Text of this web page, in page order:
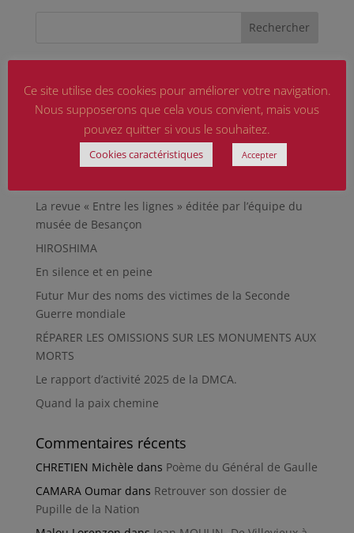
Marguerite MARTIN dite Daisy, femme résistante
Hommage aux sapeurs-pompiers d’hier et
d’aujourd’hui
Qu’est-ce qu’était le Sentier des Passeurs, durant la
La revue « Entre les lignes » éditée par l’équipe du
musée de Besançon
HIROSHIMA
En silence et en peine
Futur Mur des noms des victimes de la Seconde
Guerre mondiale
RÉPARER LES OMISSIONS SUR LES MONUMENTS AUX
MORTS
Le rapport d’activité 2025 de la DMCA.
Quand la paix chemine
Commentaires récents
CHRETIEN Michèle dans Poème du Général de Gaulle
CAMARA Oumardans Retrouver son dossier de
Pupille de la Nation
Ce site utilise des cookies pour améliorer votre navigation.
Nous supposerons que cela vous convient, mais vous
pouvez quitter si vous le souhaitez.
Cookies caractéristiques Accepter